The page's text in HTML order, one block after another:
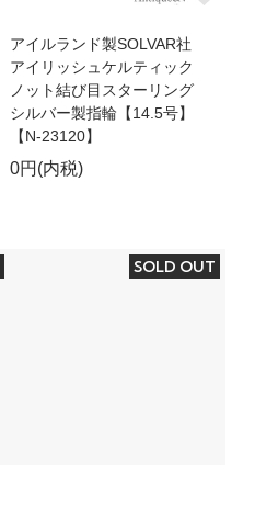
アイルランド製SOLVAR社
アイリッシュケルティック
ノット結び目スターリング
シルバー製指輪【14.5号】
【N-23120】
0円(内税)
SOLD OUT